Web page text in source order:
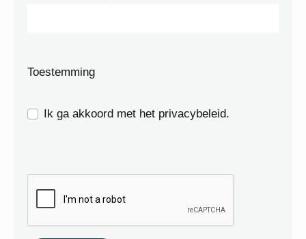
Toestemming
Ik ga akkoord met het privacybeleid.